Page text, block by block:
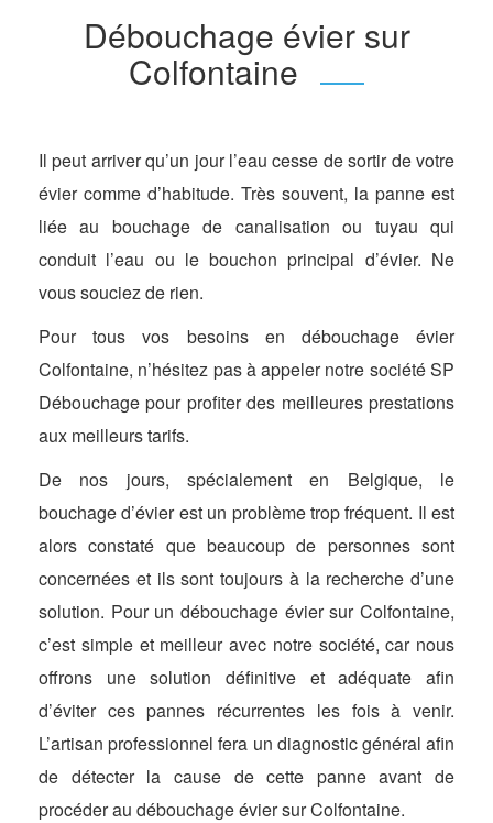
Débouchage évier sur
Colfontaine
Il peut arriver qu’un jour l’eau cesse de sortir de votre
évier comme d’habitude. Très souvent, la panne est
liée au bouchage de canalisation ou tuyau qui
conduit l’eau ou le bouchon principal d’évier. Ne
vous souciez de rien.
Pour tous vos besoins en débouchage évier
Colfontaine, n’hésitez pas à appeler notre société SP
Débouchage pour profiter des meilleures prestations
aux meilleurs tarifs.
De nos jours, spécialement en Belgique, le
bouchage d’évier est un problème trop fréquent. Il est
alors constaté que beaucoup de personnes sont
concernées et ils sont toujours à la recherche d’une
solution. Pour un débouchage évier sur Colfontaine,
c’est simple et meilleur avec notre société, car nous
offrons une solution définitive et adéquate afin
d’éviter ces pannes récurrentes les fois à venir.
L’artisan professionnel fera un diagnostic général afin
de détecter la cause de cette panne avant de
procéder au débouchage évier sur Colfontaine.